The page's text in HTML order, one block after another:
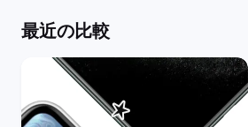
最近の比較